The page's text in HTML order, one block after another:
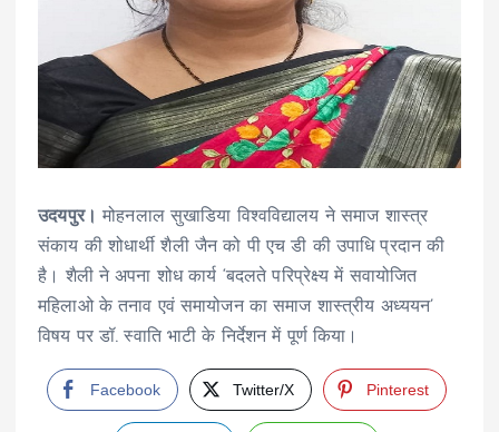
उदयपुर।मोहनलाल सुखाडिया विश्वविद्यालय ने समाज शास्त्र
संकाय की शोधार्थी शैली जैन को पी एच डी की उपाधि प्रदान की
है। शैली ने अपना शोध कार्य ‘बदलते परिप्रेक्ष्य में सवायोजित
महिलाओ के तनाव एवं समायोजन का समाज शास्त्रीय अध्ययन’
विषय पर डॉ. स्वाति भाटी के निर्देशन में पूर्ण किया।
Facebook Twitter/X Pinterest